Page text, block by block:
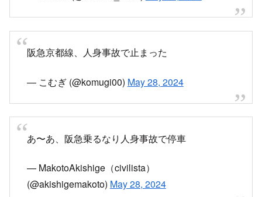
阪急京都線、人身事故で止まった
— こむぎ (@komugi00) May 28, 2024
あ〜あ、阪急乗るなり人身事故で停車
— MakotoAkishige（civilista）
(@akishigemakoto) May 28, 2024